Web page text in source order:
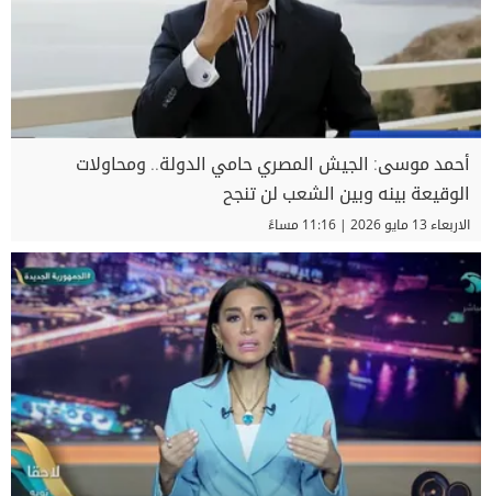
أحمد موسى: الجيش المصري حامي الدولة.. ومحاولات
الوقيعة بينه وبين الشعب لن تنجح
الاربعاء 13 مايو 2026 | 11:16 مساءً